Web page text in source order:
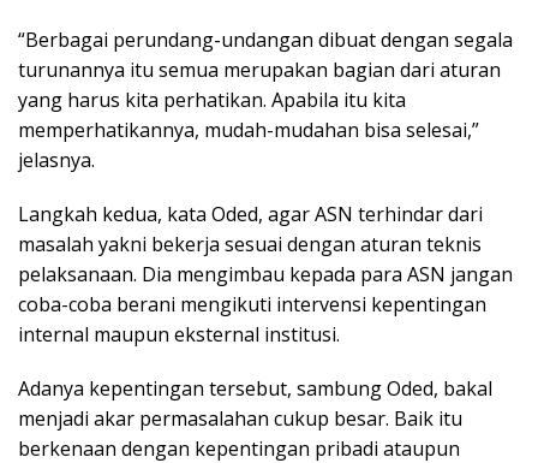
“Berbagai perundang-undangan dibuat dengan segala
turunannya itu semua merupakan bagian dari aturan
yang harus kita perhatikan. Apabila itu kita
memperhatikannya, mudah-mudahan bisa selesai,”
jelasnya.
Langkah kedua, kata Oded, agar ASN terhindar dari
masalah yakni bekerja sesuai dengan aturan teknis
pelaksanaan. Dia mengimbau kepada para ASN jangan
coba-coba berani mengikuti intervensi kepentingan
internal maupun eksternal institusi.
Adanya kepentingan tersebut, sambung Oded, bakal
menjadi akar permasalahan cukup besar. Baik itu
berkenaan dengan kepentingan pribadi ataupun